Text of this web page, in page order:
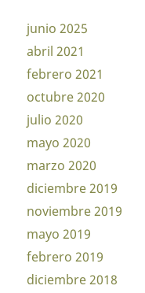
junio 2025
abril 2021
febrero 2021
octubre 2020
julio 2020
mayo 2020
marzo 2020
diciembre 2019
noviembre 2019
mayo 2019
febrero 2019
diciembre 2018